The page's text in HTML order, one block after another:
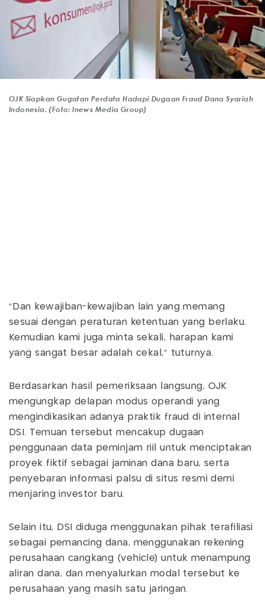
OJK Siapkan Gugatan Perdata Hadapi Dugaan Fraud Dana Syariah
Indonesia. (Foto: Inews Media Group)
"Dan kewajiban-kewajiban lain yang memang
sesuai dengan peraturan ketentuan yang berlaku.
Kemudian kami juga minta sekali, harapan kami
yang sangat besar adalah cekal,” tuturnya.
Berdasarkan hasil pemeriksaan langsung, OJK
mengungkap delapan modus operandi yang
mengindikasikan adanya praktik fraud di internal
DSI. Temuan tersebut mencakup dugaan
penggunaan data peminjam riil untuk menciptakan
proyek fiktif sebagai jaminan dana baru, serta
penyebaran informasi palsu di situs resmi demi
menjaring investor baru.
Selain itu, DSI diduga menggunakan pihak terafiliasi
sebagai pemancing dana, menggunakan rekening
perusahaan cangkang (vehicle) untuk menampung
aliran dana, dan menyalurkan modal tersebut ke
perusahaan yang masih satu jaringan.